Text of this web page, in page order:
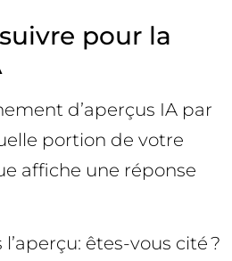
pour la
d’aperçus IA par
portion de votre
affiche une réponse
êtes-vous cité ?